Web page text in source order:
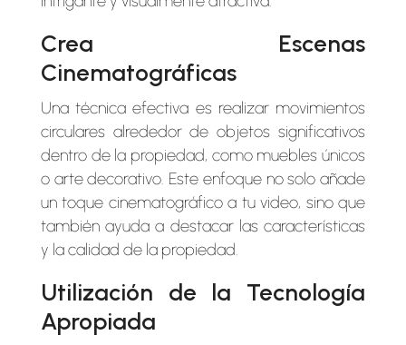
Crea Escenas
Cinematográficas
Una técnica efectiva es realizar movimientos
circulares alrededor de objetos significativos
dentro de la propiedad, como muebles únicos
o arte decorativo. Este enfoque no solo añade
un toque cinematográfico a tu video, sino que
también ayuda a destacar las características
y la calidad de la propiedad.
Utilización de la Tecnología
Apropiada